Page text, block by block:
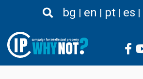
edasi
juurde
bg en pt es